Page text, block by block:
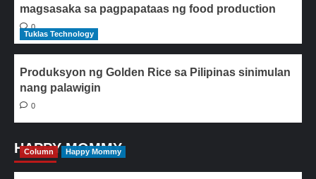
magsasaka sa pagpapataas ng food production
0
Tuklas Technology
Produksyon ng Golden Rice sa Pilipinas sinimulan
nang palawigin
0
HAPPY MOMMY
Column Happy Mommy